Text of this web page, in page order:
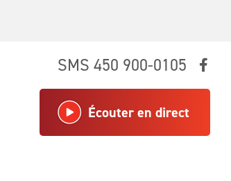
SMS 450 900-0105
Écouter en direct